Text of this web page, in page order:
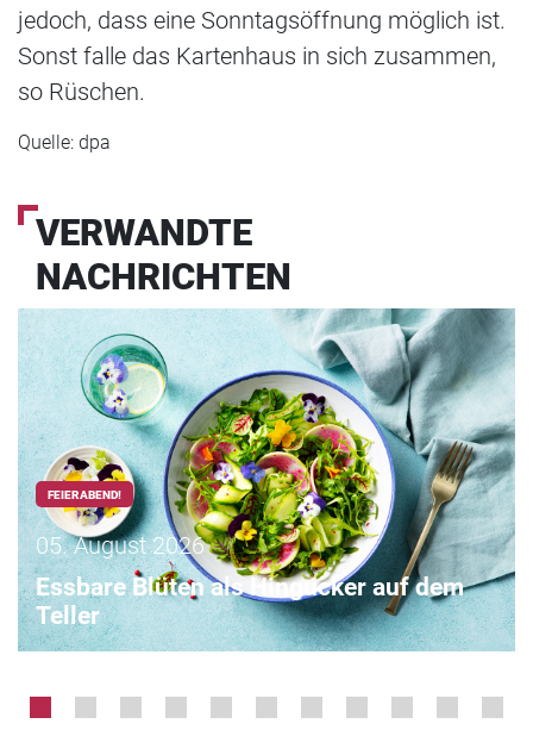
jedoch, dass eine Sonntagsöffnung möglich ist.
Sonst falle das Kartenhaus in sich zusammen,
so Rüschen.
Quelle: dpa
VERWANDTE
NACHRICHTEN
FEIERABEND!
05. August 2026
Essbare Blüten als Hingucker auf dem
Teller